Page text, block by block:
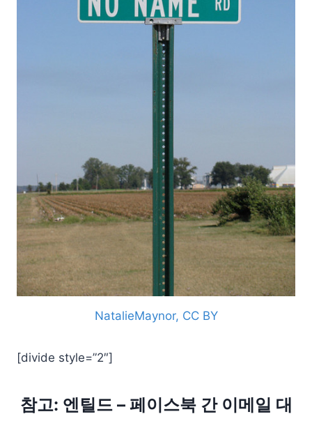
NatalieMaynor, CC BY
[divide style=”2″]
참고: 엔틸드 – 페이스북 간 이메일 대